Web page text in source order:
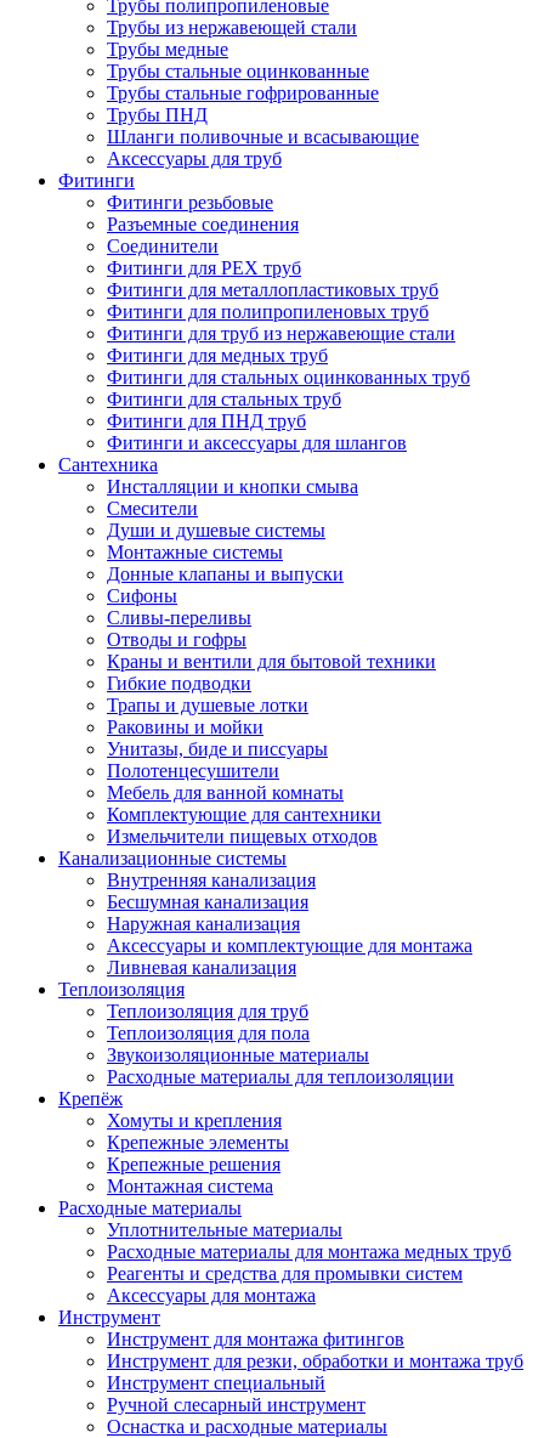
Трубы полипропиленовые
Трубы из нержавеющей стали
Трубы медные
Трубы стальные оцинкованные
Трубы стальные гофрированные
Трубы ПНД
Шланги поливочные и всасывающие
Аксессуары для труб
Фитинги
Фитинги резьбовые
Разъемные соединения
Соединители
Фитинги для PEX труб
Фитинги для металлопластиковых труб
Фитинги для полипропиленовых труб
Фитинги для труб из нержавеющие стали
Фитинги для медных труб
Фитинги для стальных оцинкованных труб
Фитинги для стальных труб
Фитинги для ПНД труб
Фитинги и аксессуары для шлангов
Сантехника
Инсталляции и кнопки смыва
Смесители
Души и душевые системы
Монтажные системы
Донные клапаны и выпуски
Сифоны
Сливы-переливы
Отводы и гофры
Краны и вентили для бытовой техники
Гибкие подводки
Трапы и душевые лотки
Раковины и мойки
Унитазы, биде и писсуары
Полотенцесушители
Мебель для ванной комнаты
Комплектующие для сантехники
Измельчители пищевых отходов
Канализационные системы
Внутренняя канализация
Бесшумная канализация
Наружная канализация
Аксессуары и комплектующие для монтажа
Ливневая канализация
Теплоизоляция
Теплоизоляция для труб
Теплоизоляция для пола
Звукоизоляционные материалы
Расходные материалы для теплоизоляции
Крепёж
Хомуты и крепления
Крепежные элементы
Крепежные решения
Монтажная система
Расходные материалы
Уплотнительные материалы
Расходные материалы для монтажа медных труб
Реагенты и средства для промывки систем
Аксессуары для монтажа
Инструмент
Инструмент для монтажа фитингов
Инструмент для резки, обработки и монтажа труб
Инструмент специальный
Ручной слесарный инструмент
Оснастка и расходные материалы